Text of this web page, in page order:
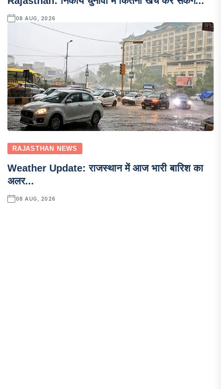
08 AUG, 2026
RAJASTHAN NEWS
Weather Update: राजस्थान में आज भारी बारिश का
अलर...
08 AUG, 2026